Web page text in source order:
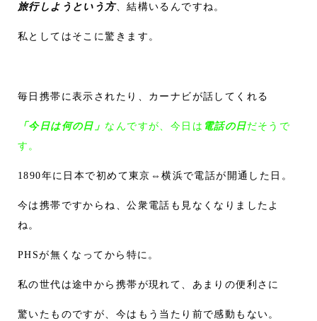
旅行しようという方、結構いるんですね。
私としてはそこに驚きます。
毎日携帯に表示されたり、カーナビが話してくれる
「今日は何の日」 なんですが、今日は 電話の日だそうで
す。
1890年に日本で初めて東京⇔横浜で電話が開通した日。
今は携帯ですからね、公衆電話も見なくなりましたよ
ね。
PHSが無くなってから特に。
私の世代は途中から携帯が現れて、あまりの便利さに
驚いたものですが、今はもう当たり前で感動もない。